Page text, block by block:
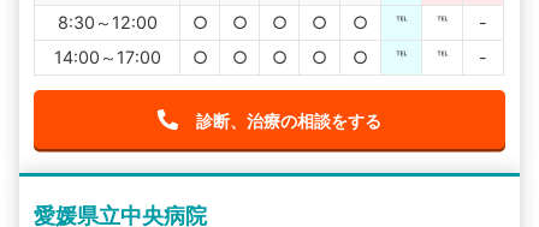
8:30～12:00
○ ○ ○ ○ ○ ℡ ℡
-
14:00～17:00
○ ○ ○ ○ ○ ℡ ℡ -
診断、治療の相談をする
愛媛県立中央病院